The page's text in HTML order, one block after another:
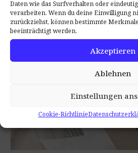
Daten wie das Surfverhalten oder
verarbeiten. Wenn du deine Einwilligung
zurückziehst, können bestimmte
beeinträchtigt werden.
Akzeptieren
Ablehnen
Einstellungen
Cookie-Richtlinie